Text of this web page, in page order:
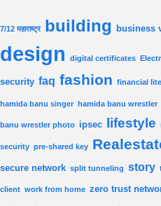
7/12 महाराष्ट्र building business
design digital certificates
security faq fashion financial
hamida banu singer hamida banu wrestler
banu wrestler photo ipsec lifestyle
security pre-shared key
secure network split tunneling story
client work from home zero trust